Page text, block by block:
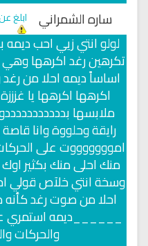
ساره الشمراني
ابلغ
لولو انتي زيي احب
تكرهين رغد اكرهها وهي
اساساً ديمه احلا من
اكرهها اكرهها يا
ملابسها
رايقة وحلووة وانا
اموووووووت على
منك احلى منك بكثير
وسخة انتي خلآص قولي
احلا من صوت رغد
______ديمه استمري
والحركات